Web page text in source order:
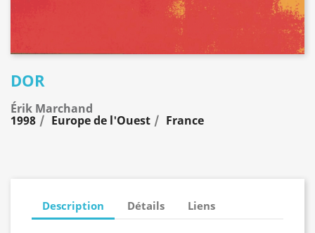
DOR
Érik Marchand
1998 Europe de l'Ouest France
Description Détails Liens